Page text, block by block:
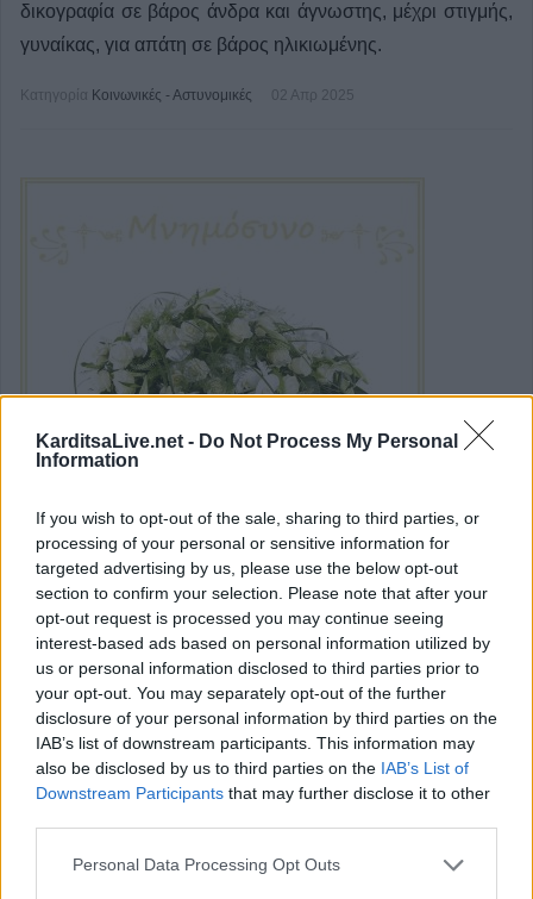
KarditsaLive.net - Do Not Process My Personal
Information
If you wish to opt-out of the sale, sharing to third parties, or
processing of your personal or sensitive information for
targeted advertising by us, please use the below opt-out
section to confirm your selection. Please note that after your
opt-out request is processed you may continue seeing
interest-based ads based on personal information utilized by
us or personal information disclosed to third parties prior to
your opt-out. You may separately opt-out of the further
disclosure of your personal information by third parties on the
IAB’s list of downstream participants. This information may
also be disclosed by us to third parties on the IAB’s List of
Downstream Participants that may further disclose it to other
Personal Data Processing Opt Outs
δικογραφία σε βάρος άνδρα και άγνωστης, μέχρι στιγμής,
γυναίκας, για απάτη σε βάρος ηλικιωμένης.
Κατηγορία Κοινωνικές - Αστυνομικές 02 Απρ 2025
Την Κυριακή 6 Απριλίου το ετήσιο
μνημόσυνο της Θωμαής Παππά -
Αναγνωστοπούλου
Τελούμε τηνΚυριακή 6 Απριλίου 2025στον Ιερό Ναό
Αγίου Αλεξάνδρου
Καρδίτσας τοετήσιο μνημόσυνο
την ανάπαυση της ψυχής της αγαπημένης μας μητέρας,
γιαγιάς, αδερφής και θείας
Θωμαής Παππά -
ΚατηγορίαΑρχείο 02 Απρ 2025